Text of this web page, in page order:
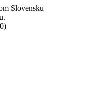
Slovensku